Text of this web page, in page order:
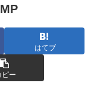
はてブ
ピー